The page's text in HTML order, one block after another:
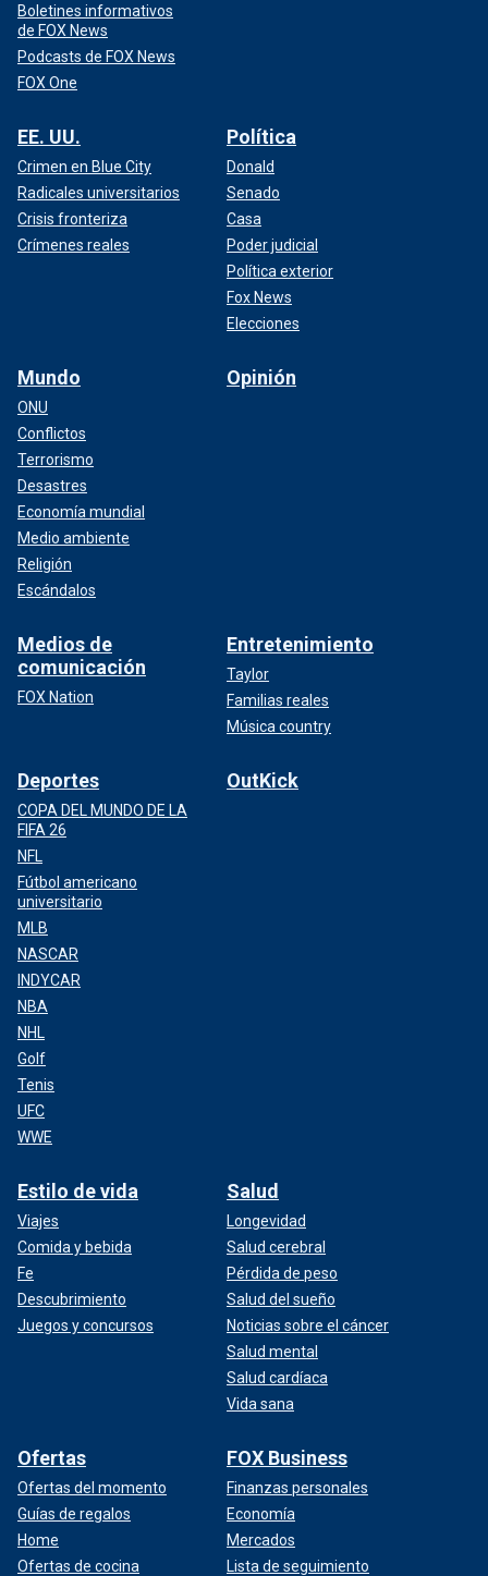
Boletines informativos
de FOX News
Podcasts de FOX News
FOX One
EE. UU.
Crimen en Blue City
Radicales universitarios
Crisis fronteriza
Crímenes reales
Política
Donald
Senado
Casa
Poder judicial
Política exterior
Fox News
Elecciones
Mundo
ONU
Conflictos
Terrorismo
Desastres
Economía mundial
Medio ambiente
Religión
Escándalos
Opinión
Medios de
comunicación
FOX Nation
Entretenimiento
Taylor
Familias reales
Música country
Deportes
COPA DEL MUNDO DE LA
FIFA 26
NFL
Fútbol americano
universitario
MLB
NASCAR
INDYCAR
NBA
NHL
Golf
Tenis
UFC
WWE
OutKick
Estilo de vida
Viajes
Comida y bebida
Fe
Descubrimiento
Juegos y concursos
Salud
Longevidad
Salud cerebral
Pérdida de peso
Salud del sueño
Noticias sobre el cáncer
Salud mental
Salud cardíaca
Vida sana
Ofertas
Ofertas del momento
Guías de regalos
Home
Ofertas de cocina
FOX Business
Finanzas personales
Economía
Mercados
Lista de seguimiento